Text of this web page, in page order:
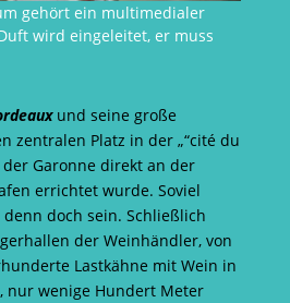
gehört ein multimedialer
wird eingeleitet, er muss
und seine große
zentralen Platz in der „“cité du
Garonne direkt an der
errichtet wurde. Soviel
doch sein. Schließlich
der Weinhändler, von
Lastkähne mit Wein in
nur wenige Hundert Meter